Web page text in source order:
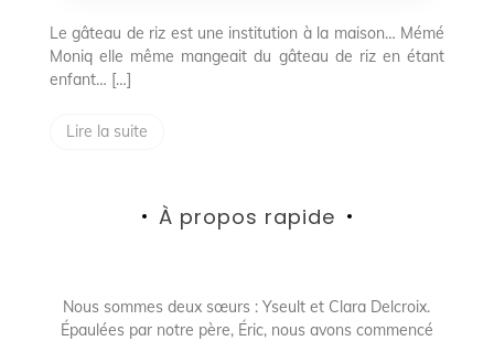
au
caramel
Le gâteau de riz est une institution à la maison… Mémé
Moniq elle même mangeait du gâteau de riz en étant
enfant… […]
Lire la suite
À propos rapide
Nous sommes deux sœurs : Yseult et Clara Delcroix.
Épaulées par notre père, Éric, nous avons commencé